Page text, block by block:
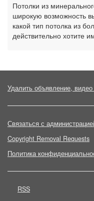
Потолки из
широкую возможность
какой тип потолка из
действительно хотите
Удалить объявление,
Связаться с
Copyright Removal Requests
Политика
RSS